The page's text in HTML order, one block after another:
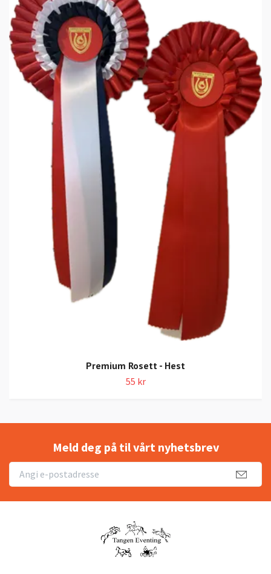
Premium Rosett - Hest
55 kr
Meld deg på til vårt nyhetsbrev